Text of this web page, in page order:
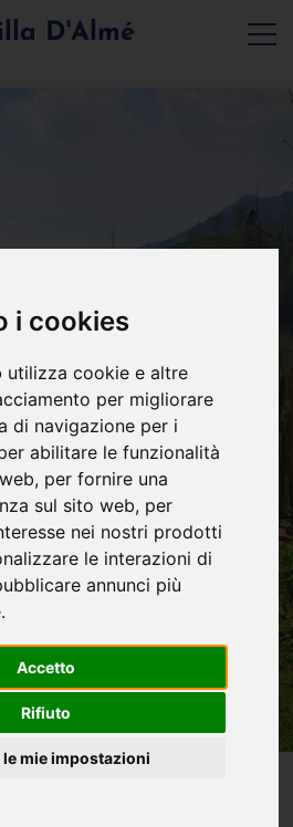
i cookies
utilizza cookie e altre
per migliorare
di navigazione per i
abilitare le funzionalità
, per fornire una
sul sito web, per
nei nostri prodotti
le interazioni di
annunci più
.
Accetto
Rifiuto
le mie impostazioni
D'Almé